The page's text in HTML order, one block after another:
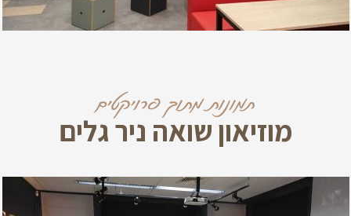
תמונות מתוך פרויקטים
מוזיאון שואה ניר גלים